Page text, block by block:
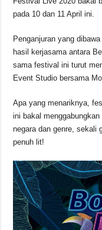
b
o
o
k
A
p
p
pada 10 dan 11 April ini.
Penganjuran yang
hasil kerjasama antara
sama festival ini turut
Event Studio bersama
Apa yang menariknya,
ini bakal
negara dan genre, sekali
penuh lit!